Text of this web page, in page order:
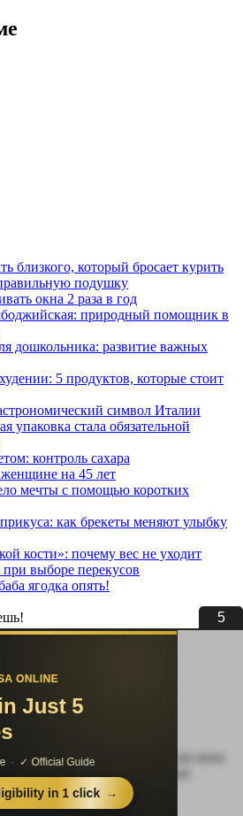
5
близкого, который бросает курить
подушку
окна 2 раза в год
природный помощник в
дошкольника: развитие важных
5 продуктов, которые стоит
символ Италии
упаковка стала обязательной
контроль сахара
на 45 лет
мечты с помощью коротких
как брекеты меняют улыбку
кости»: почему вес не уходит
выборе перекусов
ягодка опять!
(целиком или частично) или иное
не допускается.